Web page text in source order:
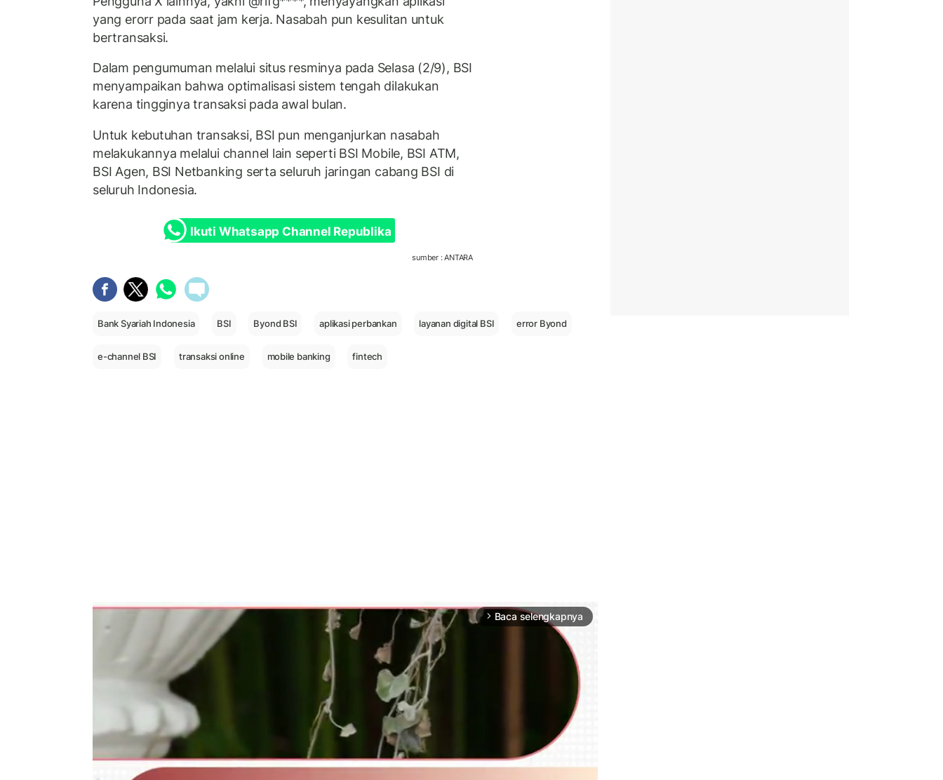
yang erorr pada saat jam kerja. Nasabah pun kesulitan untuk
bertransaksi.
Dalam pengumuman melalui situs resminya pada Selasa (2/9), BSI
menyampaikan bahwa optimalisasi sistem tengah dilakukan
karena tingginya transaksi pada awal bulan.
Untuk kebutuhan transaksi, BSI pun menganjurkan nasabah
melakukannya melalui channel lain seperti BSI Mobile, BSI ATM,
BSI Agen, BSI Netbanking serta seluruh jaringan cabang BSI di
seluruh Indonesia.
Ikuti Whatsapp Channel Republika
sumber : ANTARA
Bank Syariah Indonesia BSI Byond BSI aplikasi perbankan layanan digital BSI error Byond
e-channel BSI transaksi online mobile banking fintech
arrow_forward_ios Baca selengkapnya